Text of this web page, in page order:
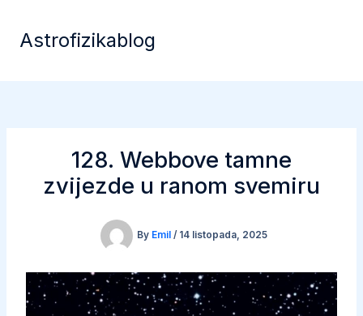
contentAstrofizikablog
128. Webbove tamne
zvijezde u ranom svemiru
By Emil / 14 listopada, 2025